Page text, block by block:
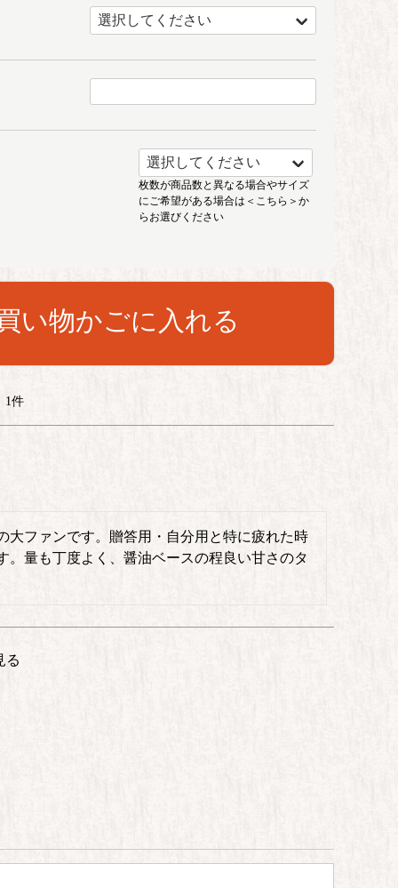
い物かごに入れる
枚数が商品数と異なる場合やサイズ
にご希望がある場合は ＜こちら＞ か
らお選びください
1
大ファンです。贈答用・自分用と特に疲れた時
。量も丁度よく、醤油ベースの程良い甘さのタ
る